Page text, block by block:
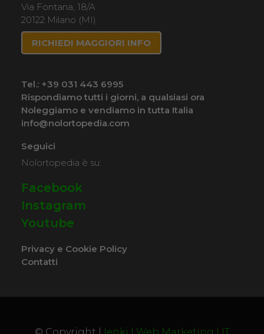
minimo 7 giorni a 89 euro.
Consegniamo a domicilio in
tutta Italia: contattaci per
COSTO NOLEGGIO
da 89,00€
SCHEDA COMPLETA
Noleggio Carrozzina
pieghevole ad autospinta
- Seduta 60 cm - Obesi
Via Fontana, 18/A
20122 Milano (MI)
RICHIEDI MAGGIORI INFO
Tel.: +39 031 443 6995
Rispondiamo tutti i giorni, a qualsiasi ora
Noleggiamo e vendiamo in tutta Italia
info@nolortopedia.com
Seguici
Nolortopedia è su:
Facebook
Instagram
Youtube
Privacy e Cookie Policy
Contatti